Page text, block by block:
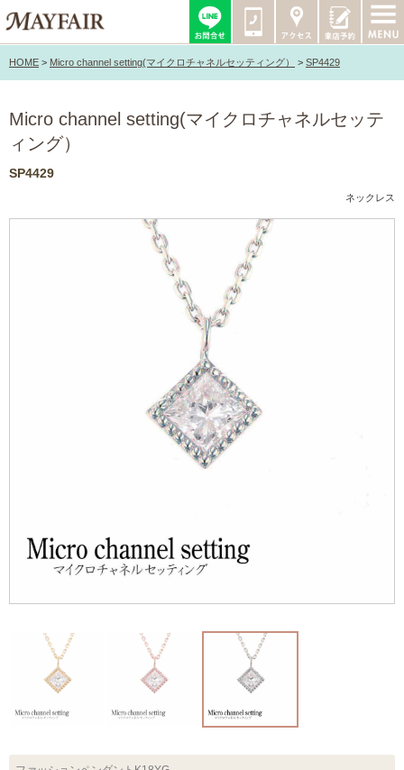
HOME > Micro channel setting(マイクロチャネルセッティング） > SP4429
Micro channel setting(マイクロチャネルセッテ
ィング）
SP4429
ネックレス